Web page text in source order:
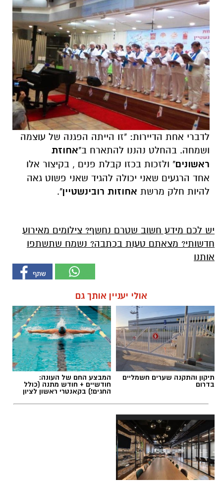
לדברי אחת הדיירות: "זו הייתה הפגנה של עוצמה
ושמחה. בהחלט נהננו להתארח ב"אחוזת
ראשונים" ולזכות בכזו קבלת פנים , בקיצור אלו
אחד הרגעים שאני יכולה להגיד שאני פשוט גאה
להיות חלק מרשת אחוזות רובינשטיין".
יש לכם מידע חשוב שטרם נחשף? צילומים מאירוע
חדשותי? מצאתם טעות בכתבה? נשמח שתשתפו
אותנו
אולי יעניין אותך גם
תיקון והתקנה שערים חשמליים
בדרום
המבצע החם של העונה:
חודשיים + חודש מתנה (כולל
החגים!) בקאנטרי ראשון לציון